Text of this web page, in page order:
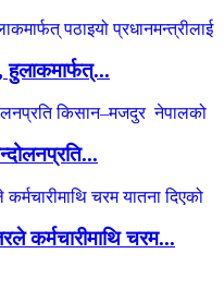
कर्मचारीमाथि चरम...